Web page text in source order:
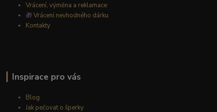
Vrácení, výměna a reklamace
🎁Vrácení nevhodného dárku
Kontakty
Inspirace pro vás
Blog
Jak pečovat o šperky